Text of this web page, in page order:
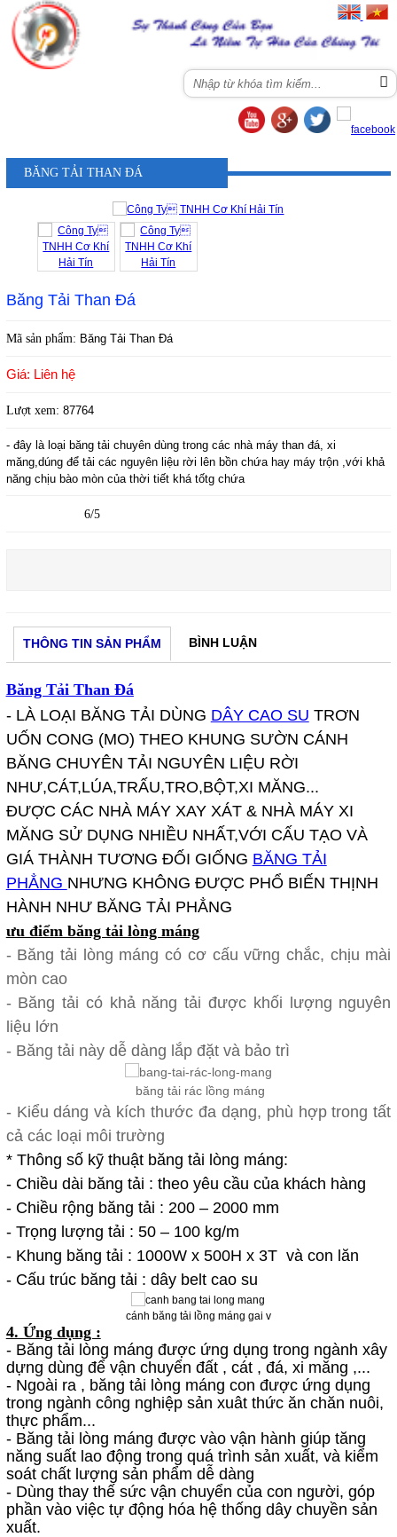
BĂNG TẢI THAN ĐÁ
Băng Tải Than Đá
Mã sản phẩm: Băng Tải Than Đá
Giá: Liên hệ
Lượt xem: 87764
- đây là loại băng tải chuyên dùng trong các nhà máy than đá, xi
măng,dúng để tải các nguyên liệu rời lên bồn chứa hay máy trộn ,với khả
năng chịu bào mòn của thời tiết khá tốtg chứa
6/5
THÔNG TIN SẢN PHẨM BÌNH LUẬN
Băng Tải Than Đá
- LÀ LOẠI BĂNG TẢI DÙNG DÂY CAO SU TRƠN
UỐN CONG (MO) THEO KHUNG SƯỜN CÁNH
BĂNG CHUYÊN TẢI NGUYÊN LIỆU RỜI
NHƯ,CÁT,LÚA,TRẤU,TRO,BỘT,XI MĂNG...
ĐƯỢC CÁC NHÀ MÁY XAY XÁT & NHÀ MÁY XI
MĂNG SỬ DỤNG NHIỀU NHẤT,VỚI CẤU TẠO VÀ
GIÁ THÀNH TƯƠNG ĐỐI GIỐNG BĂNG TẢI
PHẲNG NHƯNG KHÔNG ĐƯỢC PHỔ BIẾN THỊNH
HÀNH NHƯ BĂNG TẢI PHẲNG
ưu điểm băng tải lòng máng
- Băng tải lòng máng có cơ cấu vững chắc, chịu mài
mòn cao
- Băng tải có khả năng tải được khối lượng nguyên
liệu lớn
- Băng tải này dễ dàng lắp đặt và bảo trì
băng tải rác lồng máng
- Kiểu dáng và kích thước đa dạng, phù hợp trong tất
cả các loại môi trường
* Thông số kỹ thuật băng tải lòng máng:
- Chiều dài băng tải : theo yêu cầu của khách hàng
- Chiều rộng băng tải : 200 – 2000 mm
- Trọng lượng tải : 50 – 100 kg/m
- Khung băng tải : 1000W x 500H x 3T và con lăn
- Cấu trúc băng tải : dây belt cao su
cánh băng tải lồng máng gai v
4. Ứng dụng :
- Băng tải lòng máng được ứng dụng trong ngành xây
dựng dùng để vận chuyển đất , cát , đá, xi măng ,...
- Ngoài ra , băng tải lòng máng con được ứng dụng
trong ngành công nghiệp sản xuât thức ăn chăn nuôi,
thực phẩm...
- Băng tải lòng máng được vào vận hành giúp tăng
năng suất lao động trong quá trình sản xuất, và kiểm
soát chất lượng sản phẩm dễ dàng
- Dùng thay thế sức vận chuyển của con người, góp
phần vào việc tự động hóa hệ thống dây chuyền sản
xuất.